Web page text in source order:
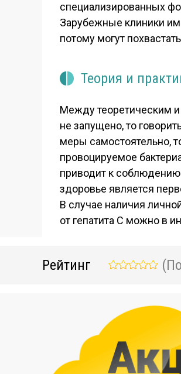
специализированных
Зарубежные клиники
потому могут
Теория и
Между теоретическим и
не запущено, то
меры самостоятельно,
провоцируемое
приводит к соблюдению
здоровье является
В случае наличия
от гепатита С можно в
Рейтинг